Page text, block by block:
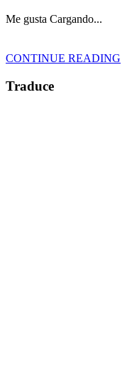
Me gusta Cargando...
CONTINUE READING
Traduce